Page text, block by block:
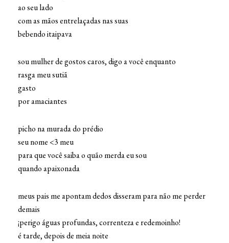
ao seu lado
com as mãos entrelaçadas nas suas
bebendo itaipava
sou mulher de gostos caros, digo a você enquanto
rasga meu sutiã
gasto
por amaciantes
picho na murada do prédio
seu nome <3 meu
para que você saiba o quão merda eu sou
quando apaixonada
meus pais me apontam dedos disseram para não me perder
demais
¡perigo águas profundas, correnteza e redemoinho!
é tarde, depois de meia noite